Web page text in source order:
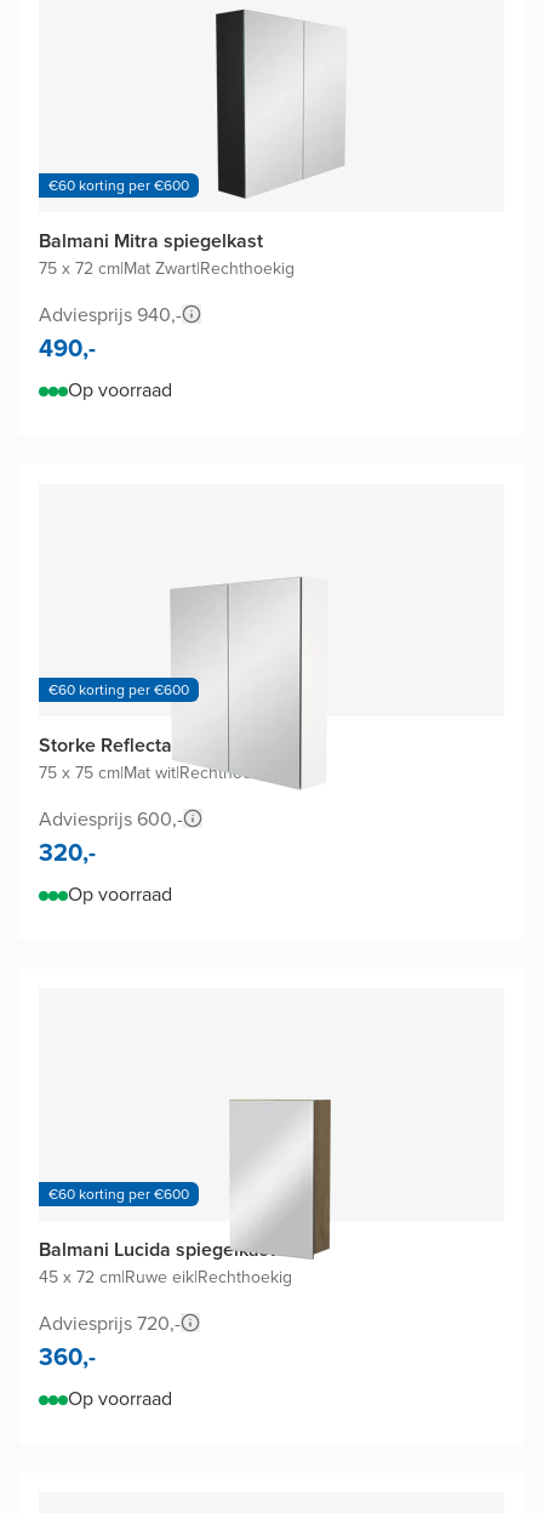
€60 korting per €600
Balmani Mitra spiegelkast
75 x 72 cm|Mat Zwart|Rechthoekig
Adviesprijs 940,-
490,-
Op voorraad
€60 korting per €600
Storke Reflecta spiegelkast
75 x 75 cm|Mat wit|Rechthoekig
Adviesprijs 600,-
320,-
Op voorraad
€60 korting per €600
Balmani Lucida spiegelkast
45 x 72 cm|Ruwe eik|Rechthoekig
Adviesprijs 720,-
360,-
Op voorraad